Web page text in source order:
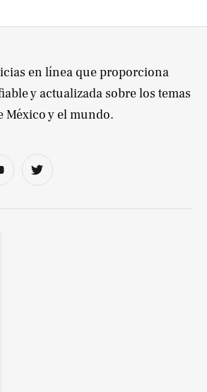
en línea que proporciona
y actualizada sobre los temas
México y el mundo.